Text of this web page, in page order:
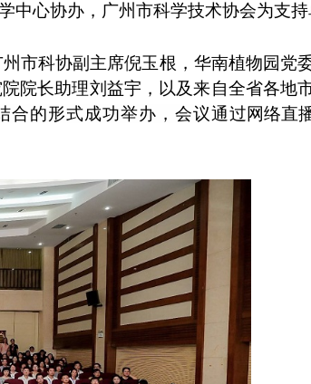
心协办，广州市科学技术协会为支持
科协副主席倪玉根，华南植物园党
院长助理刘益宇，以及来自全省各地
合的形式成功举办，会议通过网络直